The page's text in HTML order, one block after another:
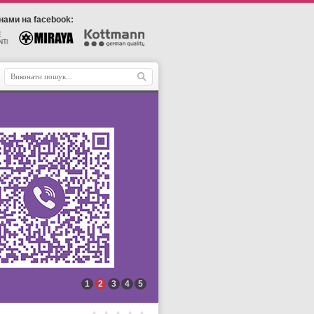
на facebook:
1 2 3 4 5